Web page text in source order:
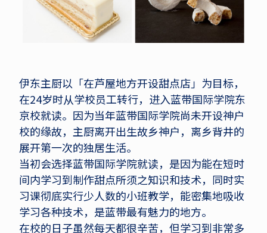
伊东主厨以「在芦屋地方开设甜点店」为目标，
在24岁时从学校员工转行，进入蓝带国际学院东
京校就读。因为当年蓝带国际学院尚未开设神户
校的缘故，主厨离开出生故乡神户，离乡背井的
展开第一次的独居生活。
当初会选择蓝带国际学院就读，是因为能在短时
间内学习到制作甜点所须之知识和技术，同时实
习课彻底实行少人数的小班教学，能密集地吸收
学习各种技术，是蓝带最有魅力的地方。
在校的日子虽然每天都很辛苦，但学习到非常多